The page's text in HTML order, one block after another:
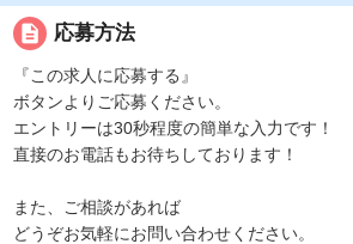
description 応募方法
『この求人に応募する』
ボタンよりご応募ください。
エントリーは30秒程度の簡単な入力です！
直接のお電話もお待ちしております！
また、ご相談があれば
どうぞお気軽にお問い合わせください。